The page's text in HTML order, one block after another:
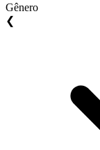
Gênero
❮